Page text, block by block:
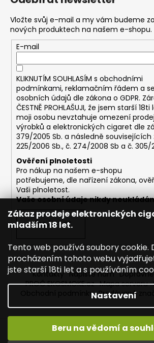
Zákaz prodeje elektronických
mladším 18 let.
Tento web používá soubory cookie.
procházením tohoto webu
jste starší 18ti let a s používáním
Nastavení
Beru na vědomí a
43
Kč
Vložte svůj e-mail a my vám budeme
nových produktech na našem e-shopu.
E-mail
KLIKNUTÍM SOUHLASÍM s obchodními
podmínkami, reklamačním řádem a
osobních údajů dle zákona o GDPR.
ČESTNĚ PROHLAŠUJI, že jsem starší
moji osobu nevztahuje omezení
výrobků a elektronických cigaret dle
379/2005 Sb. a následně souvisejících
225/2006 Sb., č. 274/2008 Sb a č. 305/
Ověření plnoletosti
Pro nákup na našem e-shopu
potřebujeme, dle nařízení zákona,
Vaši plnoletost.
Vaše osobní údaje nikdy
PŘIHLÁSIT SE
Kontakty Napište nám
PROČ EKOSMOKE.cz Mapa serveru
Obchodní podmínky Prodávané
Vytvořil Shoptet